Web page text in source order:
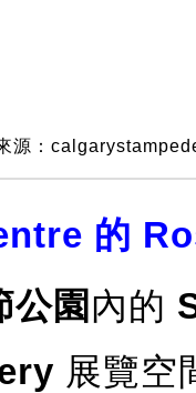
源：
的
公園 內的
展覽空